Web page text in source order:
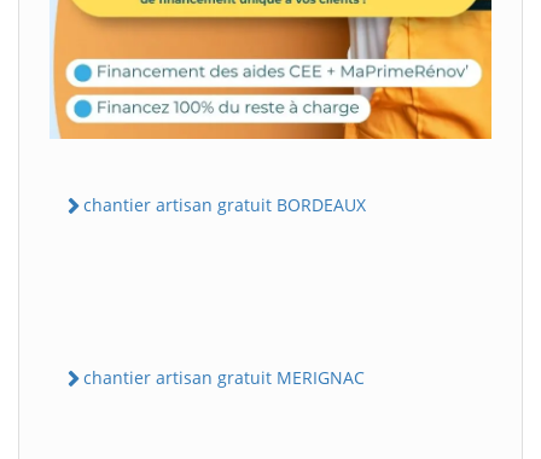
chantier artisan gratuit BORDEAUX
chantier artisan gratuit MERIGNAC